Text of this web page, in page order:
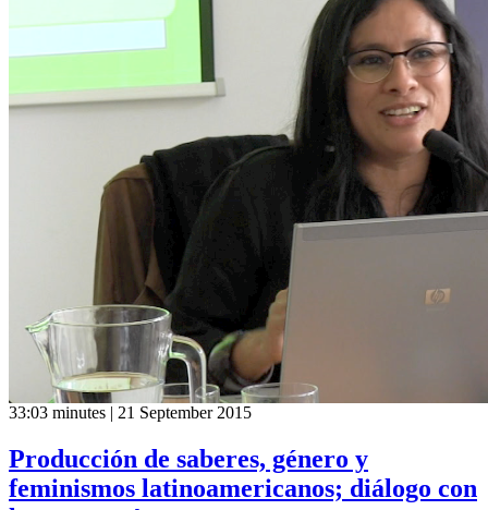
33:03 minutes | 21 September 2015
Producción de saberes, género y
feminismos latinoamericanos; diálogo con